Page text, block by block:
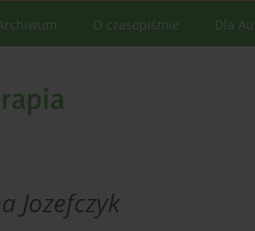
O czasopiśmie Dla
Jozefczyk